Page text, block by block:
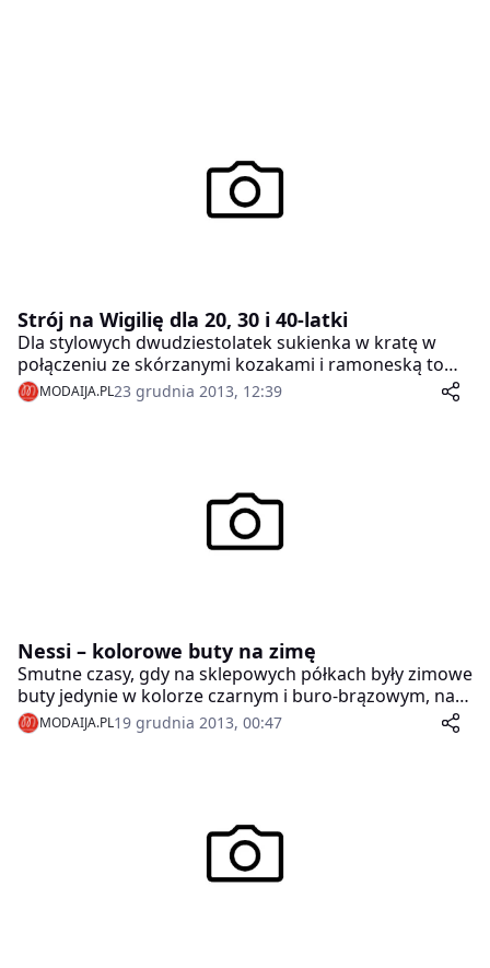
Strój na Wigilię dla 20, 30 i 40-latki
Dla stylowych dwudziestolatek sukienka w kratę w
połączeniu ze skórzanymi kozakami i ramoneską to
pomysł na elegancki i nieco zadziorny look.
MODAIJA.PL23 grudnia 2013, 12:39
Nessi – kolorowe buty na zimę
Smutne czasy, gdy na sklepowych półkach były zimowe
buty jedynie w kolorze czarnym i buro-brązowym, na
szczęście mamy za sobą. Złota polska jesień była dla
marki Nessi inspiracją podczas tworzenia kolekcji na
MODAIJA.PL19 grudnia 2013, 00:47